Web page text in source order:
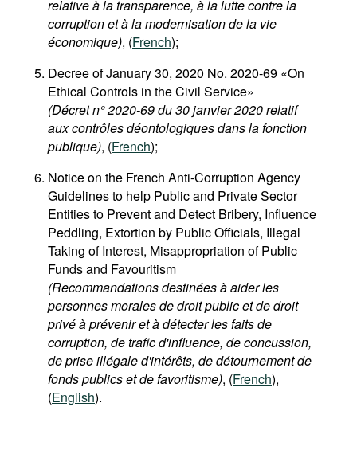
relative à la transparence, à la lutte contre la
corruption et à la modernisation de la vie
économique), (French);
Decree of January 30, 2020 No. 2020-69 «On
Ethical Controls in the Civil Service»
(Décret n° 2020-69 du 30 janvier 2020 relatif
aux contrôles déontologiques dans la fonction
publique), (French);
Notice on the French Anti-Corruption Agency
Guidelines to help Public and Private Sector
Entities to Prevent and Detect Bribery, Influence
Peddling, Extortion by Public Officials, Illegal
Taking of Interest, Misappropriation of Public
Funds and Favouritism
(Recommandations destinées à aider les
personnes morales de droit public et de droit
privé à prévenir et à détecter les faits de
corruption, de trafic d'influence, de concussion,
de prise illégale d'intérêts, de détournement de
fonds publics et de favoritisme), (French),
(English).